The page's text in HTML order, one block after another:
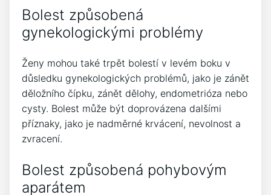
Bolest způsobená
gynekologickými problémy
Ženy mohou také trpět bolestí v levém boku v
důsledku gynekologických problémů, jako je zánět
děložního čípku, zánět dělohy, endometrióza nebo
cysty. Bolest může být doprovázena dalšími
příznaky, jako je nadměrné krvácení, nevolnost a
zvracení.
Bolest způsobená pohybovým
aparátem